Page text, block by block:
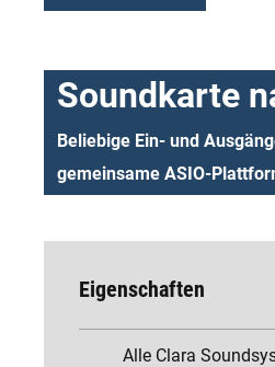
Soundkarte
Beliebige Ein- und
gemeinsame ASIO-
Eigenschaften
Alle Clara